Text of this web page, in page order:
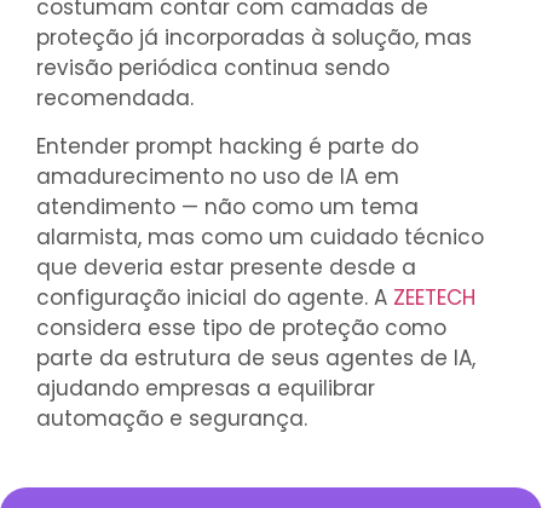
costumam contar com camadas de
proteção já incorporadas à solução, mas
revisão periódica continua sendo
recomendada.
Entender prompt hacking é parte do
amadurecimento no uso de IA em
atendimento — não como um tema
alarmista, mas como um cuidado técnico
que deveria estar presente desde a
configuração inicial do agente. A ZEETECH
considera esse tipo de proteção como
parte da estrutura de seus agentes de IA,
ajudando empresas a equilibrar
automação e segurança.